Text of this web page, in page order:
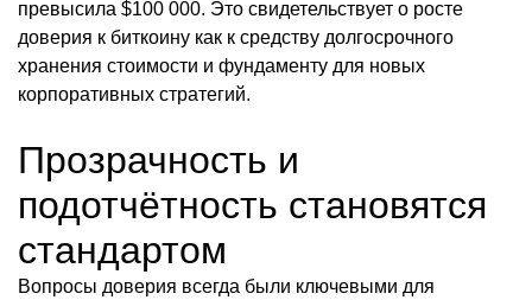
превысила $100 000. Это свидетельствует о росте
доверия к биткоину как к средству долгосрочного
хранения стоимости и фундаменту для новых
корпоративных стратегий.
Прозрачность и
подотчётность становятся
стандартом
Вопросы доверия всегда были ключевыми для